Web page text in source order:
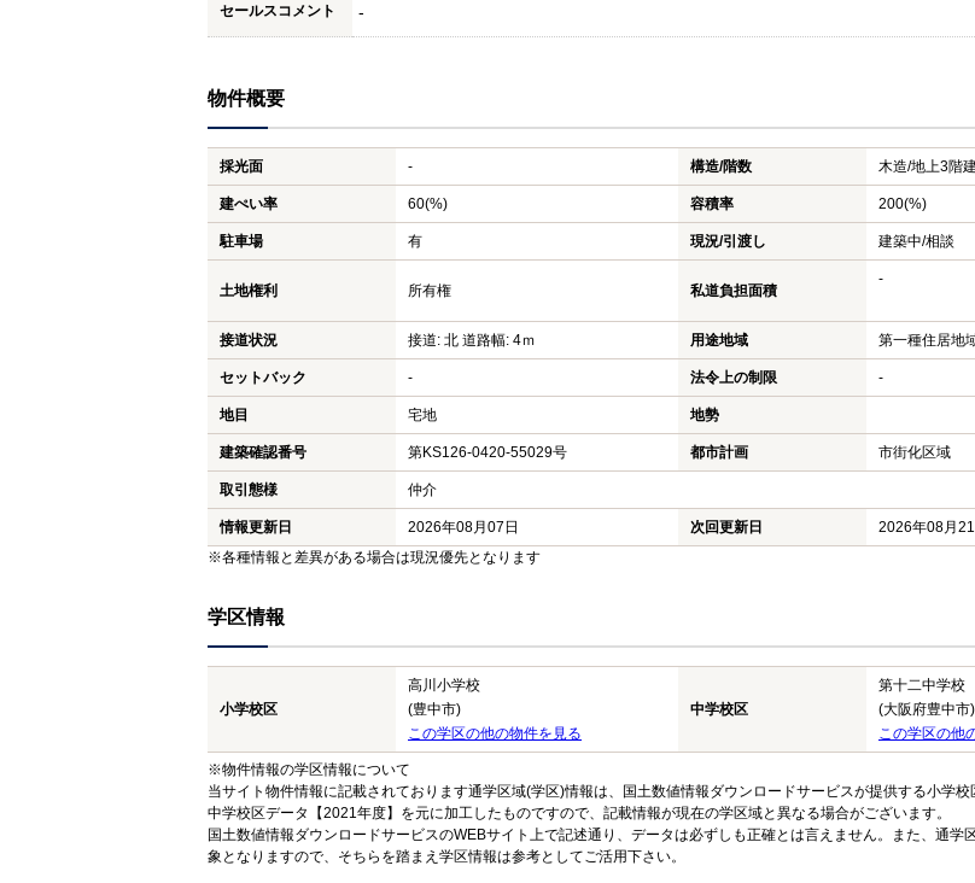
セールスコメント -
物件概要
採光面 - 構造/階数 木造/地上3階
建ぺい率 60(%) 容積率 200(%)
駐車場 有 現況/引渡し 建築中/相談
土地権利 所有権 私道負担面積
-
接道状況 接道: 北 道路幅: 4ｍ 用途地域 第一種住居地
セットバック - 法令上の制限 -
地目 宅地 地勢
建築確認番号 第KS126-0420-55029号 都市計画 市街化区域
取引態様 仲介
情報更新日 2026年08月07日 次回更新日
2026年08月21
※各種情報と差異がある場合は現況優先となります
学区情報
小学校区
高川小学校
(豊中市)
この学区の他の物件を見る
中学校区
第十二中学校
(大阪府豊中市)
この学区の他
※物件情報の学区情報について
当サイト物件情報に記載されております通学区域(学区)情報は、国土数値情報ダウンロードサービスが提供する小学
中学校区データ【2021年度】を元に加工したものですので、記載情報が現在の学区域と異なる場合がございます。
国土数値情報ダウンロードサービスのWEBサイト上で記述通り、データは必ずしも正確とは言えません。また、通学
象となりますので、そちらを踏まえ学区情報は参考としてご活用下さい。